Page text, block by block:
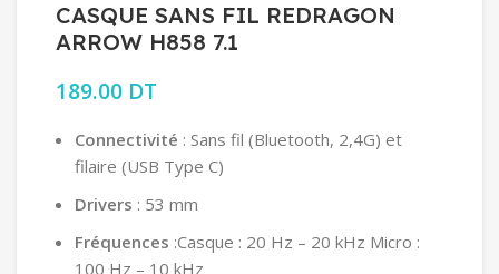
CASQUE SANS FIL REDRAGON
ARROW H858 7.1
189.00 DT
Connectivité : Sans fil (Bluetooth, 2,4G) et
filaire (USB Type C)
Drivers : 53 mm
Fréquences :Casque : 20 Hz – 20 kHz Micro :
100 Hz – 10 kHz